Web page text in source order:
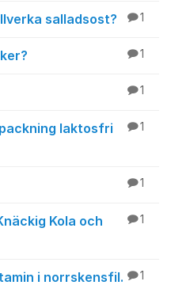
salladsost? 1
1
1
laktosfri
1
1
Kola och
1
i norrskensfil. 1